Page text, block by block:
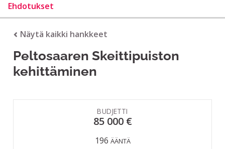
Ehdotukset
Näytä kaikki hankkeet
Peltosaaren Skeittipuiston
kehittäminen
BUDJETTI
85 000 €
196 ÄÄNTÄ